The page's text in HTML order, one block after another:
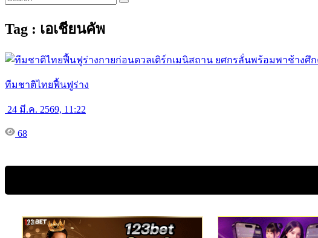
Tag : เอเชียนคัพ
ทีมชาติไทยฟื้นฟูร่าง
24 มี.ค. 2569, 11:22
68